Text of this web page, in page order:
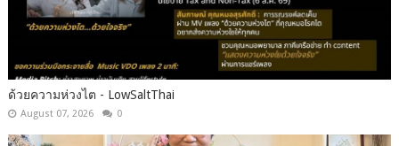
ด้วยความห่วงไต - LowSaltThai
August 07, 2026 0